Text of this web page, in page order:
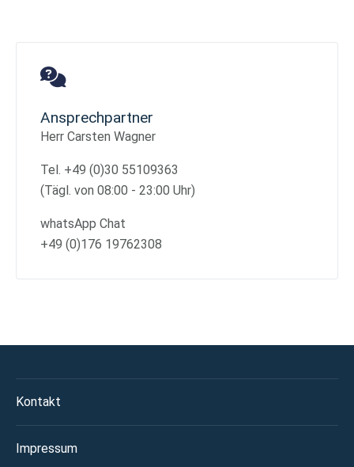
Ansprechpartner
Herr Carsten Wagner
Tel. +49 (0)30 55109363
(Tägl. von 08:00 - 23:00 Uhr)
whatsApp Chat
+49 (0)176 19762308
Kontakt
Impressum